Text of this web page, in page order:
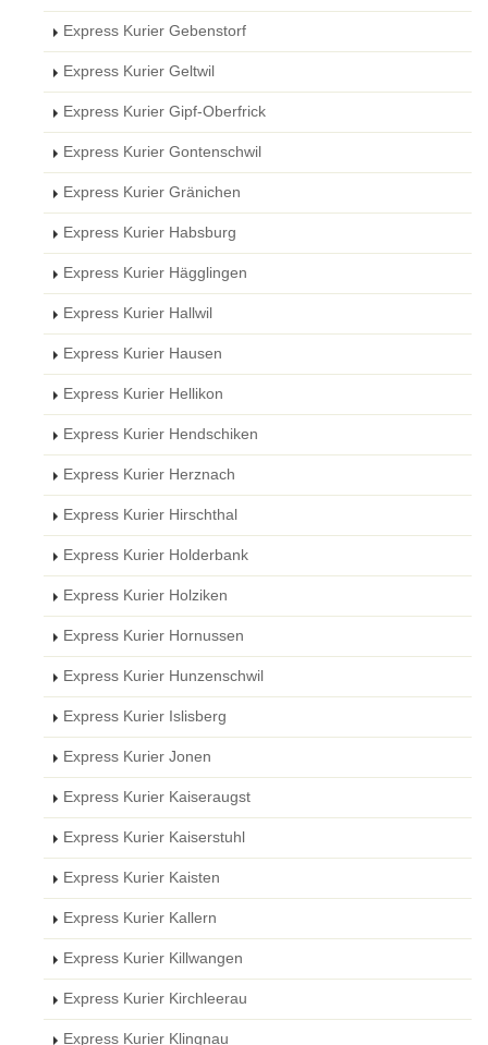
Express Kurier Gebenstorf
Express Kurier Geltwil
Express Kurier Gipf-Oberfrick
Express Kurier Gontenschwil
Express Kurier Gränichen
Express Kurier Habsburg
Express Kurier Hägglingen
Express Kurier Hallwil
Express Kurier Hausen
Express Kurier Hellikon
Express Kurier Hendschiken
Express Kurier Herznach
Express Kurier Hirschthal
Express Kurier Holderbank
Express Kurier Holziken
Express Kurier Hornussen
Express Kurier Hunzenschwil
Express Kurier Islisberg
Express Kurier Jonen
Express Kurier Kaiseraugst
Express Kurier Kaiserstuhl
Express Kurier Kaisten
Express Kurier Kallern
Express Kurier Killwangen
Express Kurier Kirchleerau
Express Kurier Klingnau